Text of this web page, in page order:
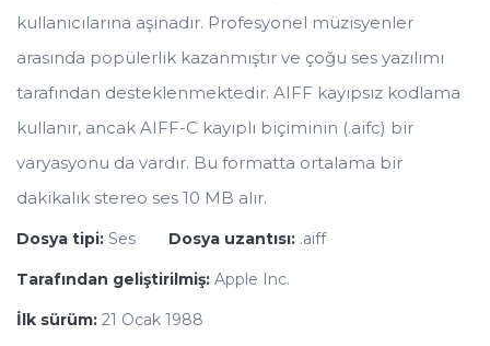
kullanıcılarına aşinadır. Profesyonel müzisyenler
arasında popülerlik kazanmıştır ve çoğu ses yazılımı
tarafından desteklenmektedir. AIFF kayıpsız kodlama
kullanır, ancak AIFF-C kayıplı biçiminin (.aifc) bir
varyasyonu da vardır. Bu formatta ortalama bir
dakikalık stereo ses 10 MB alır.
Dosya tipi: Ses Dosya uzantısı: .aiff
Tarafından geliştirilmiş: Apple Inc.
İlk sürüm: 21 Ocak 1988